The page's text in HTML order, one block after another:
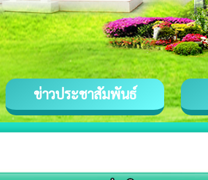
ข่าวประชาสัมพันธ์